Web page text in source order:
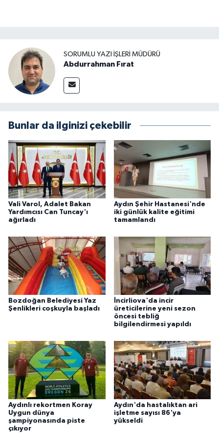
SORUMLU YAZI İŞLERI MÜDÜRÜ
Abdurrahman Fırat
Bunlar da ilginizi çekebilir
Vali Varol, Adalet Bakan
Yardımcısı Can Tuncay'ı
ağırladı
Aydın Şehir Hastanesi'nde
iki günlük kalite eğitimi
tamamlandı
Bozdoğan Belediyesi Yaz
Şenlikleri coşkuyla başladı
İncirliova'da incir
üreticilerine yeni sezon
öncesi tebliğ
bilgilendirmesi yapıldı
Aydınlı rekortmen Koray
Uygun dünya
şampiyonasında piste
çıkıyor
Aydın'da hastalıktan ari
işletme sayısı 86'ya
yükseldi